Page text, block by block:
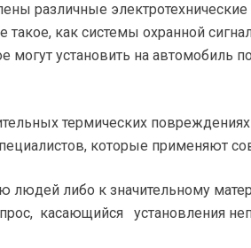
различные
как системы охранной
могут установить на
термических
которые применяют
либо к значительному
касающийся установления